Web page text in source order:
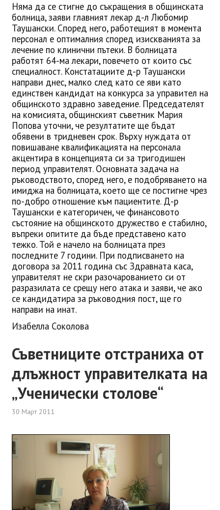
Няма да се стигне до съкращения в общинската
болница, заяви главният лекар д-л Любомир
Таушански. Според него, работещият в момента
персонал е оптималния според изискванията за
лечение по клинични пътеки. В болницата
работят 64-ма лекари, повечето от които със
специалност. Констатациите д-р Таушански
направи днес, малко след като се яви като
единствен кандидат на конкурса за управител на
общинското здравно заведение. Председателят
на комисията, общинският съветник Мария
Попова уточни, че резултатите ще бъдат
обявени в тридневен срок. Върху нуждата от
повишаване квалификацията на персонала
акцентира в концепцията си за тригодишен
период управителят. Основната задача на
ръководството, според него, е подобряването на
имиджа на болницата, което ще се постигне чрез
по-добро отношение към пациентите. Д-р
Таушански е категоричен, че финансовото
състояние на общинското дружество е стабилно,
въпреки опитите да бъде представено като
тежко. Той е начело на болницата през
последните 7 години. При подписването на
договора за 2011 година със Здравната каса,
управителят не скри разочарованието си от
разразилата се срещу него атака и заяви, че ако
се кандидатира за ръководния пост, ще го
направи на инат.
Изабелла Соколова
Съветниците отстраниха от
длъжност управителката на
„Ученически столове“
30 Март 2011